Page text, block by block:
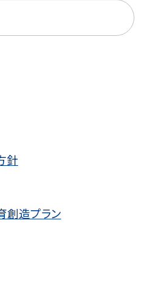
針
創造プラン